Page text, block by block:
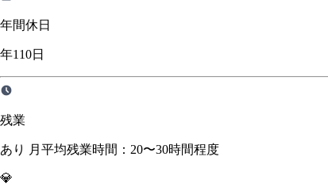
年間休日
年110日
残業
あり 月平均残業時間：20〜30時間程度
💎